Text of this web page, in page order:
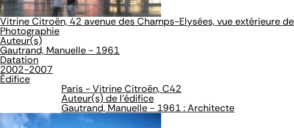
Vitrine Citroën, 42 avenue des Champs-Elysées, vue extérieure
Photographie
Auteur(s)
Gautrand, Manuelle - 1961
Datation
2002-2007
Édifice
Paris - Vitrine Citroën, C42
Auteur(s) de l'édifice
Gautrand, Manuelle - 1961 : Architecte